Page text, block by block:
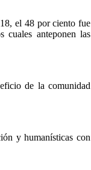
el 48 por ciento fue
cuales anteponen las
de la comunidad
y humanísticas con